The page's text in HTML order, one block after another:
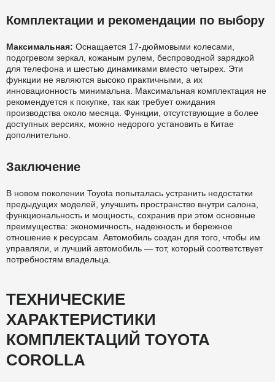
Комплектации и рекомендации по выбору
Максимальная: Оснащается 17-дюймовыми колесами,
подогревом зеркал, кожаным рулем, беспроводной зарядкой
для телефона и шестью динамиками вместо четырех. Эти
функции не являются высоко практичными, а их
инновационность минимальна. Максимальная комплектация не
рекомендуется к покупке, так как требует ожидания
производства около месяца. Функции, отсутствующие в более
доступных версиях, можно недорого установить в Китае
дополнительно.
Заключение
В новом поколении Toyota попыталась устранить недостатки
предыдущих моделей, улучшить пространство внутри салона,
функциональность и мощность, сохранив при этом основные
преимущества: экономичность, надежность и бережное
отношение к ресурсам. Автомобиль создан для того, чтобы им
управляли, и лучший автомобиль — тот, который соответствует
потребностям владельца.
ТЕХНИЧЕСКИЕ
ХАРАКТЕРИСТИКИ
КОМПЛЕКТАЦИЙ TOYOTA
COROLLA